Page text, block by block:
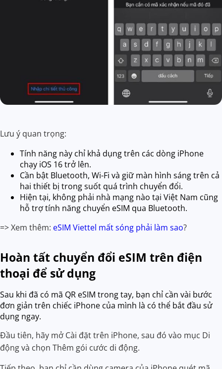
Lưu ý quan trọng:
Tính năng này chỉ khả dụng trên các dòng iPhone
chạy iOS 16 trở lên.
Cần bật Bluetooth, Wi-Fi và giữ màn hình sáng trên cả
hai thiết bị trong suốt quá trình chuyển đổi.
Hiện tại, không phải nhà mạng nào tại Việt Nam cũng
hỗ trợ tính năng chuyển eSIM qua Bluetooth.
=> Xem thêm: eSIM Viettel mất sóng phải làm sao?
Hoàn tất chuyển đổi eSIM trên điện
thoại để sử dụng
Sau khi đã có mã QR eSIM trong tay, bạn chỉ cần vài bước
đơn giản trên chiếc iPhone của mình là có thể bắt đầu sử
dụng ngay.
Đầu tiên, hãy mở Cài đặt trên iPhone, sau đó vào mục Di
động và chọn Thêm gói cước di động.